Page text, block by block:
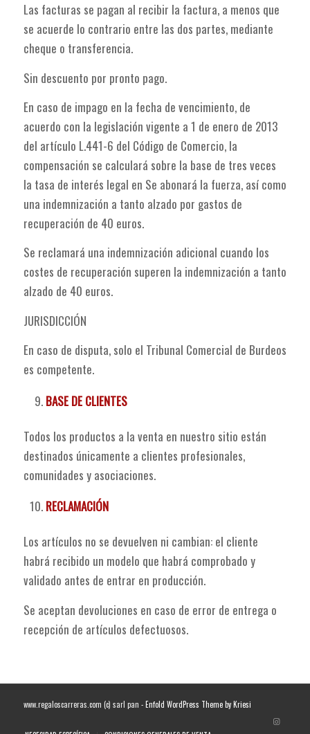
Las facturas se pagan al recibir la factura, a menos que
se acuerde lo contrario entre las dos partes, mediante
cheque o transferencia.
Sin descuento por pronto pago.
En caso de impago en la fecha de vencimiento, de
acuerdo con la legislación vigente a 1 de enero de 2013
del artículo L.441-6 del Código de Comercio, la
compensación se calculará sobre la base de tres veces
la tasa de interés legal en Se abonará la fuerza, así como
una indemnización a tanto alzado por gastos de
recuperación de 40 euros.
Se reclamará una indemnización adicional cuando los
costes de recuperación superen la indemnización a tanto
alzado de 40 euros.
JURISDICCIÓN
En caso de disputa, solo el Tribunal Comercial de Burdeos
es competente.
BASE DE CLIENTES
Todos los productos a la venta en nuestro sitio están
destinados únicamente a clientes profesionales,
comunidades y asociaciones.
RECLAMACIÓN
Los artículos no se devuelven ni cambian: el cliente
habrá recibido un modelo que habrá comprobado y
validado antes de entrar en producción.
Se aceptan devoluciones en caso de error de entrega o
recepción de artículos defectuosos.
www.regaloscarreras.com (c) sarl pan -Enfold WordPress Theme by Kriesi